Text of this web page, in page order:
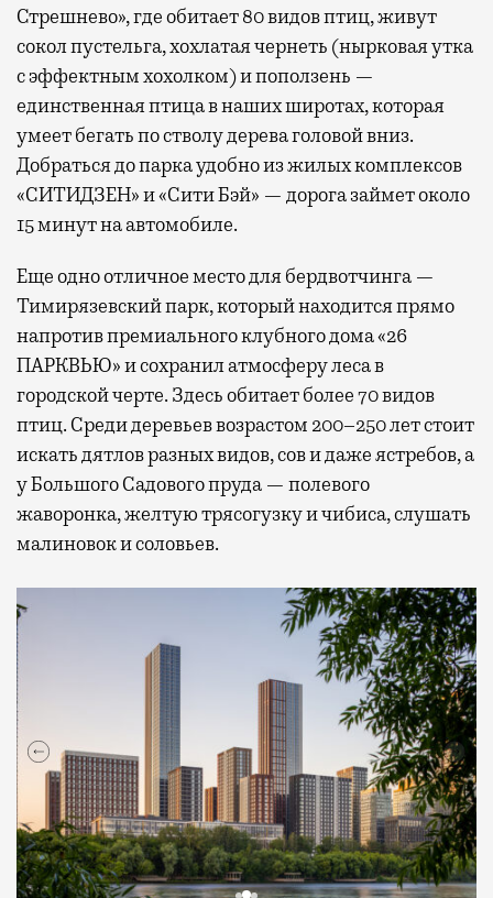
Стрешнево», где обитает 80 видов птиц, живут
сокол пустельга, хохлатая чернеть (нырковая утка
с эффектным хохолком) и поползень —
единственная птица в наших широтах, которая
умеет бегать по стволу дерева головой вниз.
Добраться до парка удобно из жилых комплексов
«СИТИДЗЕН» и «Сити Бэй» — дорога займет около
15 минут на автомобиле.
Еще одно отличное место для бердвотчинга —
Тимирязевский парк, который находится прямо
напротив премиального клубного дома «26
ПАРКВЬЮ» и сохранил атмосферу леса в
городской черте. Здесь обитает более 70 видов
птиц. Среди деревьев возрастом 200–250 лет стоит
искать дятлов разных видов, сов и даже ястребов, а
у Большого Садового пруда — полевого
жаворонка, желтую трясогузку и чибиса, слушать
малиновок и соловьев.